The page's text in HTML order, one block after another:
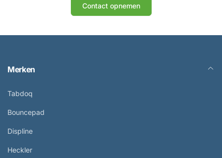
Contact opnemen
Merken
Tabdoq
Bouncepad
Displine
Heckler